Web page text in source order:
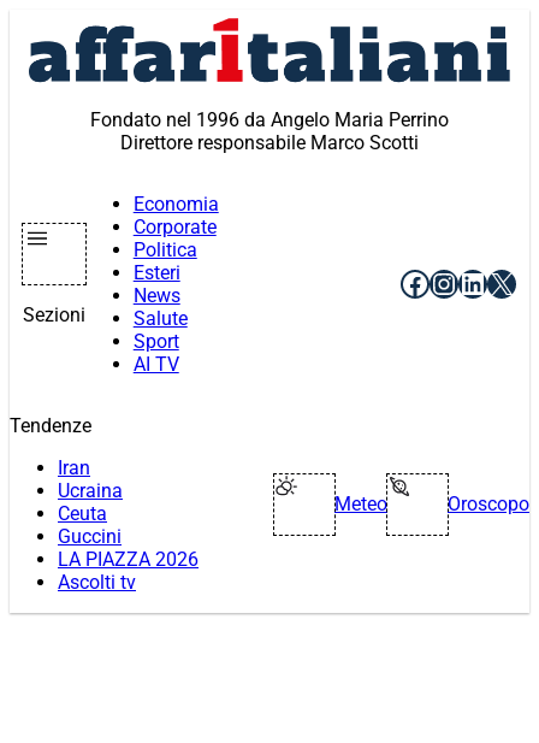
contenuto
Fondato nel 1996 da Angelo Maria Perrino
Direttore responsabile Marco Scotti
Sezioni
Economia
Corporate
Politica
Esteri
News
Salute
Sport
AI TV
Facebook
X
Tendenze
Iran
Ucraina
Ceuta
Guccini
LA PIAZZA 2026
Ascolti tv
Meteo Oroscopo